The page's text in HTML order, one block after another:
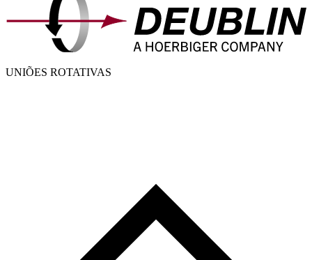
UNIÕES ROTATIVAS